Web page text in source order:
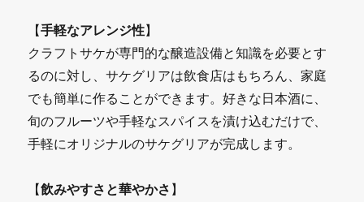
【手軽なアレンジ性】
クラフトサケが専門的な醸造設備と知識を必要とす
るのに対し、サケグリアは飲食店はもちろん、家庭
でも簡単に作ることができます。好きな日本酒に、
旬のフルーツや手軽なスパイスを漬け込むだけで、
手軽にオリジナルのサケグリアが完成します。
【飲みやすさと華やかさ 】